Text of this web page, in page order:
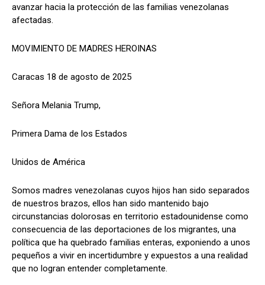
avanzar hacia la protección de las familias venezolanas
afectadas.
MOVIMIENTO DE MADRES HEROINAS
Caracas 18 de agosto de 2025
Señora Melania Trump,
Primera Dama de los Estados
Unidos de América
Somos madres venezolanas cuyos hijos han sido separados
de nuestros brazos, ellos han sido mantenido bajo
circunstancias dolorosas en territorio estadounidense como
consecuencia de las deportaciones de los migrantes, una
política que ha quebrado familias enteras, exponiendo a unos
pequeños a vivir en incertidumbre y expuestos a una realidad
que no logran entender completamente.